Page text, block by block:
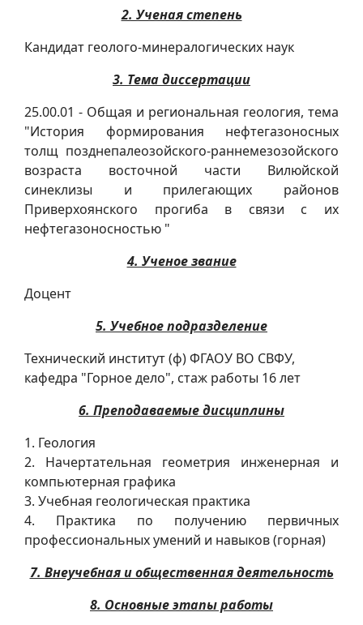
2. Ученая степень
Кандидат геолого-минералогических наук
3. Тема диссертации
25.00.01 - Общая и региональная геология, тема
"История формирования нефтегазоносных
толщ позднепалеозойского-раннемезозойского
возраста восточной части Вилюйской
синеклизы и прилегающих районов
Приверхоянского прогиба в связи с их
нефтегазоносностью "
4. Ученое звание
Доцент
5. Учебное подразделение
Технический институт (ф) ФГАОУ ВО СВФУ,
кафедра "Горное дело", стаж работы 16 лет
6. Преподаваемые дисциплины
1. Геология
2. Начертательная геометрия инженерная и
компьютерная графика
3. Учебная геологическая практика
4. Практика по получению первичных
профессиональных умений и навыков (горная)
7. Внеучебная и общественная деятельность
8. Основные этапы работы